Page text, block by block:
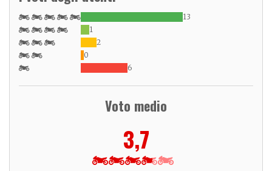
13
1
2
0
6
Voto medio
3,7